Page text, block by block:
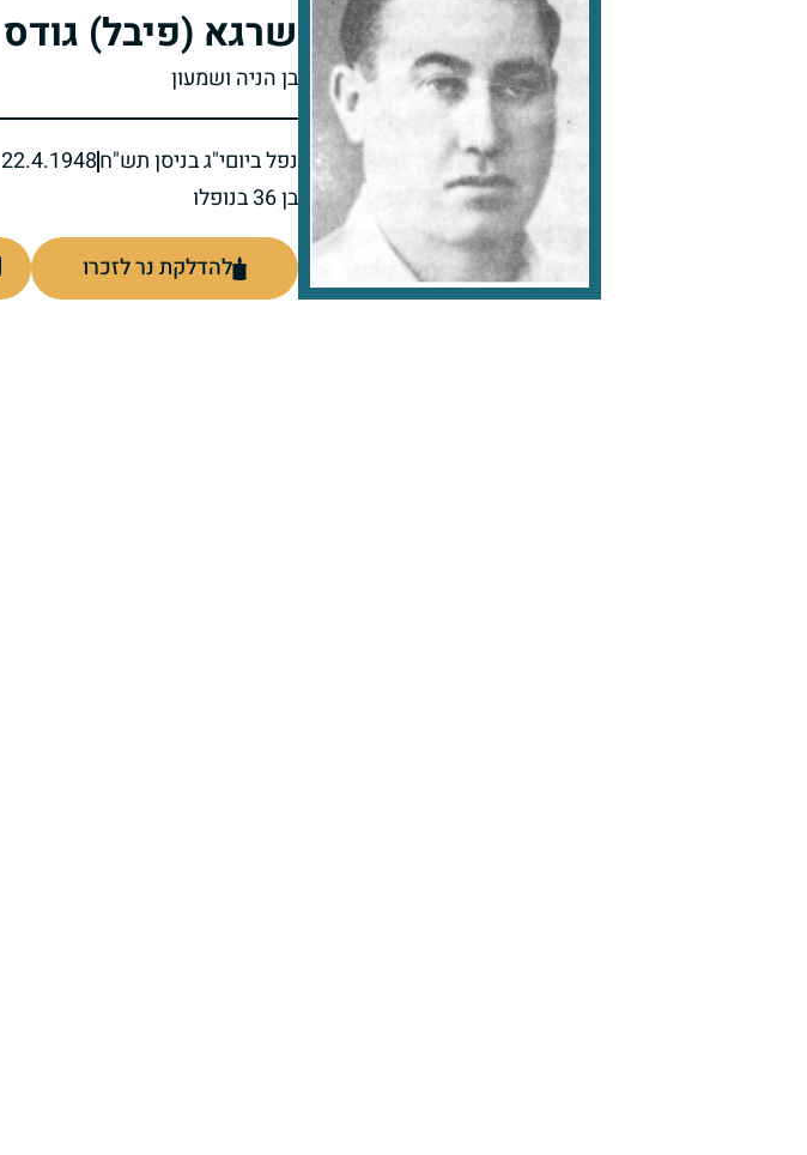
שרגא (פיבל) גודס
בן הניה ושמעון
נפל ביוםי"ג בניסן תש"ח22.4.1948
בן 36 בנופלו
להדלקת נר לזכרו